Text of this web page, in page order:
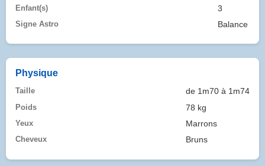
Enfant(s) 3
Signe Astro Balance
Physique
Taille de 1m70 à 1m74
Poids 78 kg
Yeux Marrons
Cheveux Bruns